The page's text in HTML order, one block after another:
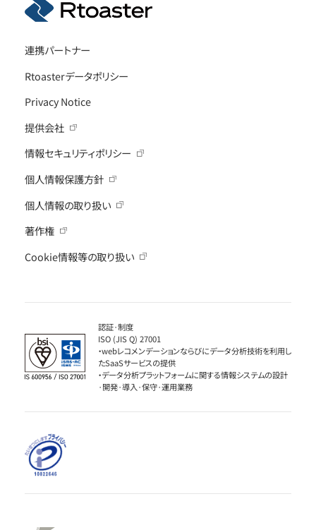
連携パートナー
Rtoasterデータポリシー
Privacy Notice
提供会社
情報セキュリティポリシー
個人情報保護方針
個人情報の取り扱い
著作権
Cookie情報等の取り扱い
認証·制度
ISO (JIS Q) 27001
・webレコメンデーションならびにデータ分析技術を利用し
たSaaSサービスの提供
・データ分析プラットフォームに関する情報システムの設計
·開発·導入·保守·運用業務